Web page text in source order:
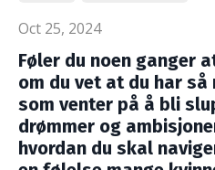
Oct 25, 2024
Føler du noen ganger
om du vet at du har så
som venter på å bli
drømmer og
hvordan du skal